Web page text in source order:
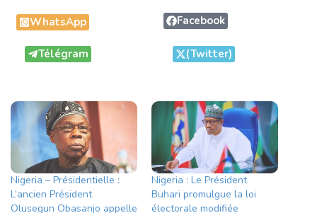
WhatsApp Facebook
(Twitter)
Télégram
Nigeria – Présidentielle :
L’ancien Président
Olusegun Obasanjo appelle
Nigeria : Le Président
Buhari promulgue la loi
électorale modifiée